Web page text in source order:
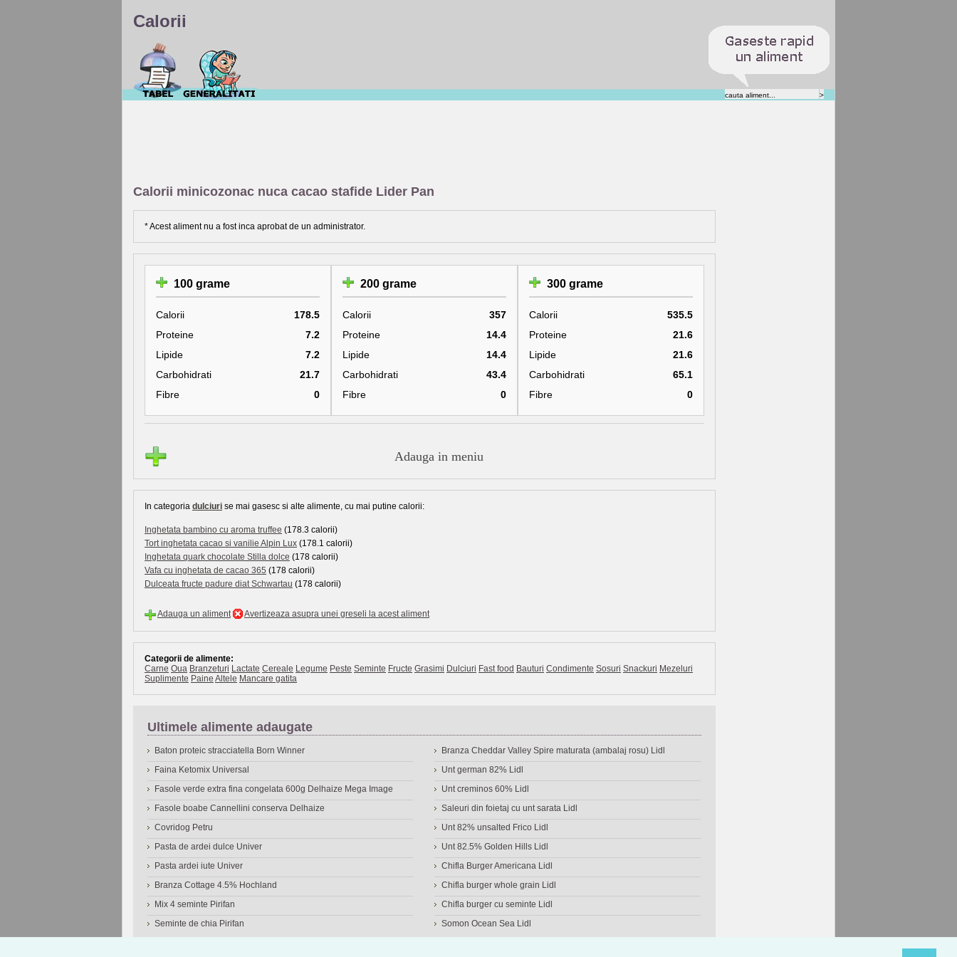
Calorii
Calorii minicozonac nuca cacao stafide Lider Pan
* Acest aliment nu a fost inca aprobat de un administrator.
100 grame
Calorii
178.5
Proteine
7.2
Lipide
7.2
Carbohidrati
21.7
Fibre
0
200 grame
Calorii
357
Proteine
14.4
Lipide
14.4
Carbohidrati
43.4
Fibre
0
300 grame
Calorii
535.5
Proteine
21.6
Lipide
21.6
Carbohidrati
65.1
Fibre
0
Adauga in meniu
In categoria dulciuri se mai gasesc si alte alimente, cu mai putine calorii:
Inghetata bambino cu aroma truffee (178.3 calorii)
Tort inghetata cacao si vanilie Alpin Lux (178.1 calorii)
Inghetata quark chocolate Stilla dolce (178 calorii)
Vafa cu inghetata de cacao 365 (178 calorii)
Dulceata fructe padure diat Schwartau (178 calorii)
Adauga un aliment Avertizeaza asupra unei greseli la acest aliment
Categorii de alimente:
Carne Oua Branzeturi Lactate Cereale Legume Peste Seminte Fructe Grasimi Dulciuri Fast food Bauturi Condimente Sosuri Snackuri Mezeluri
Suplimente Paine Altele Mancare gatita
Ultimele alimente adaugate
Baton proteic stracciatella Born Winner
Faina Ketomix Universal
Fasole verde extra fina congelata 600g Delhaize Mega Image
Fasole boabe Cannellini conserva Delhaize
Covridog Petru
Pasta de ardei dulce Univer
Pasta ardei iute Univer
Branza Cottage 4.5% Hochland
Mix 4 seminte Pirifan
Seminte de chia Pirifan
Branza Cheddar Valley Spire maturata (ambalaj rosu) Lidl
Unt german 82% Lidl
Unt creminos 60% Lidl
Saleuri din foietaj cu unt sarata Lidl
Unt 82% unsalted Frico Lidl
Unt 82.5% Golden Hills Lidl
Chifla Burger Americana Lidl
Chifla burger whole grain Lidl
Chifla burger cu seminte Lidl
Somon Ocean Sea Lidl